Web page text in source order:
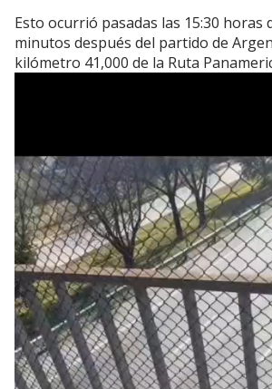
Esto ocurrió pasadas las 15:30 horas
minutos después del partido de
kilómetro 41,000 de la Ruta